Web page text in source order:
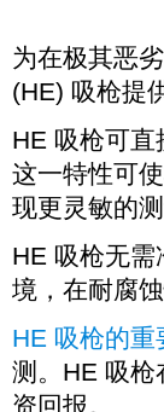
为在极其恶
(HE) 吸枪提
HE 吸枪可
这一特性可
现更灵敏的测
HE 吸枪无
境，在耐腐
HE 吸枪的重
测。HE 吸枪
资回报。